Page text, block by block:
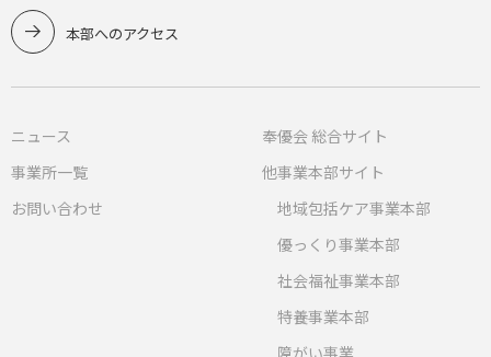
本部へのアクセス
ニュース
事業所一覧
お問い合わせ
奉優会 総合サイト
他事業本部サイト
地域包括ケア事業本部
優っくり事業本部
社会福祉事業本部
特養事業本部
障がい事業